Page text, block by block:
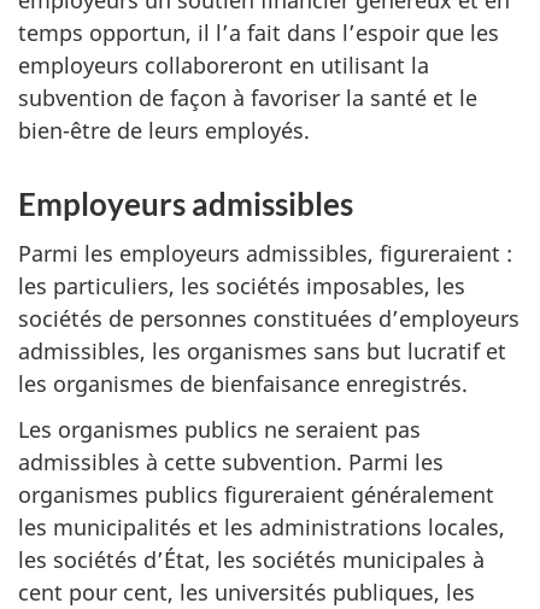
temps opportun, il l’a fait dans l’espoir que les
employeurs collaboreront en utilisant la
subvention de façon à favoriser la santé et le
bien-être de leurs employés.
Employeurs admissibles
Parmi les employeurs admissibles, figureraient :
les particuliers, les sociétés imposables, les
sociétés de personnes constituées d’employeurs
admissibles, les organismes sans but lucratif et
les organismes de bienfaisance enregistrés.
Les organismes publics ne seraient pas
admissibles à cette subvention. Parmi les
organismes publics figureraient généralement
les municipalités et les administrations locales,
les sociétés d’État, les sociétés municipales à
cent pour cent, les universités publiques, les